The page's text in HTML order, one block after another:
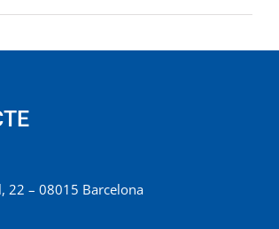
22 – 08015 Barcelona